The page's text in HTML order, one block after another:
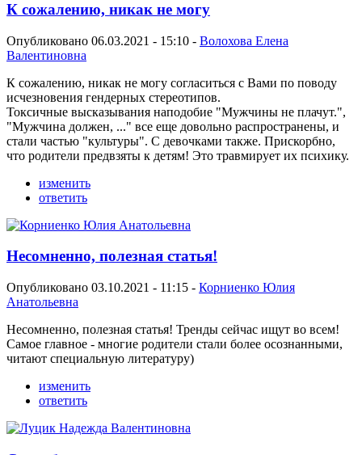
К сожалению, никак не могу
Опубликовано 06.03.2021 - 15:10 - Волохова Елена
Валентиновна
К сожалению, никак не могу согласиться с Вами по поводу
исчезновения гендерных стереотипов.
Токсичные высказывания наподобие "Мужчины не плачут.",
"Мужчина должен, ..." все еще довольно распространены, и
стали частью "культуры". С девочками также. Прискорбно,
что родители предвзяты к детям! Это травмирует их психику.
изменить
ответить
Несомненно, полезная статья!
Опубликовано 03.10.2021 - 11:15 - Корниенко Юлия
Анатольевна
Несомненно, полезная статья! Тренды сейчас ищут во всем!
Самое главное - многие родители стали более осознанными,
читают специальную литературу)
изменить
ответить